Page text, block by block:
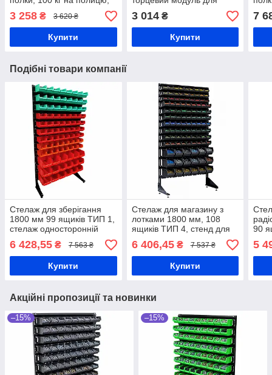
Рістел
3 258 ₴ 3 620 ₴
Купити
стелажа, 1200 мм
3 014₴
Купити
7
Подібні товари компанії
Стелаж для зберігання
1800 мм 99 ящиків ТИП 1,
стелаж односторонній
ящики П / С
6 428,55 ₴ 7 563 ₴
Купити
Стелаж для магазину з
лотками 1800 мм, 108
ящиків ТИП 4, стенд для
кюветами, стелаж з
кюветами Ч П/С
6 406,45₴ 7 537 ₴
Купити
90
5
Акційні пропозиції та новинки
–15% –15%